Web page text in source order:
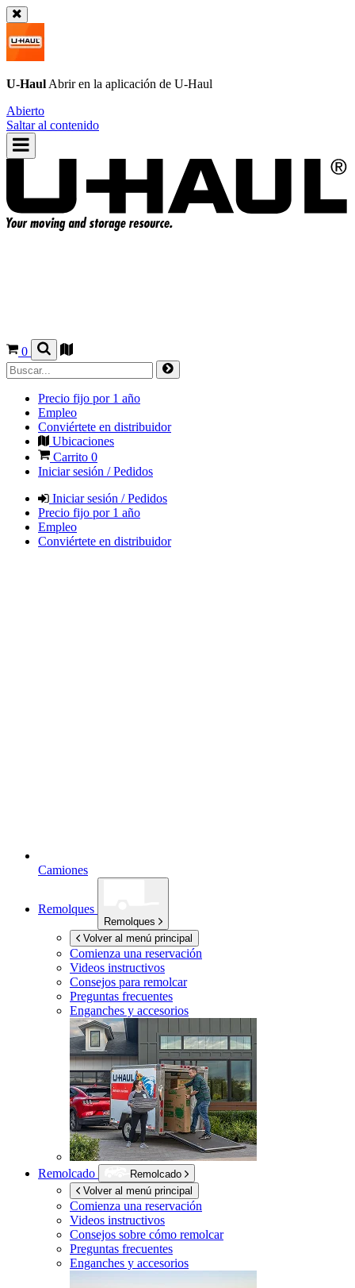
U-Haul Abrir en la aplicación de U-Haul
Abierto
Saltar al contenido
0
Precio fijo por 1 año
Empleo
Conviértete en distribuidor
Ubicaciones
Carrito 0
Iniciar sesión / Pedidos
Iniciar sesión / Pedidos
Precio fijo por 1 año
Empleo
Conviértete en distribuidor
Camiones
Remolques
Remolques
Volver al menú principal
Comienza una reservación
Videos instructivos
Consejos para remolcar
Preguntas frecuentes
Enganches y accesorios
Remolcado
Remolcado
Volver al menú principal
Comienza una reservación
Videos instructivos
Consejos sobre cómo remolcar
Preguntas frecuentes
Enganches y accesorios